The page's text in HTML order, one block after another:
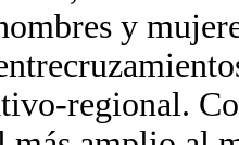
y
regional.